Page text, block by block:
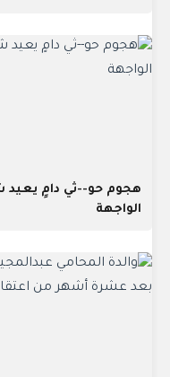
هجوم حو--ثي دامٍ يعيد
الواجهة